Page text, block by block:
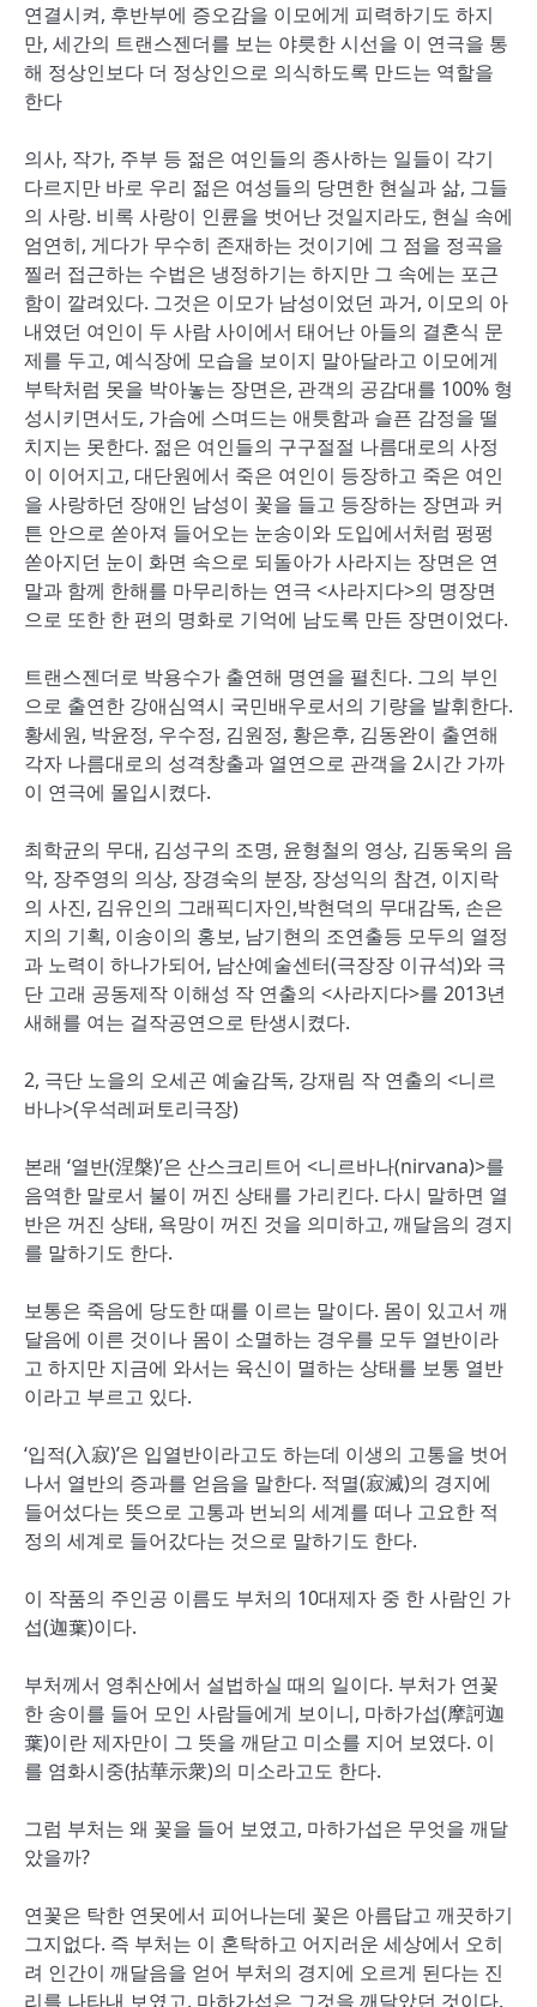
연결시켜, 후반부에 증오감을 이모에게 피력하기도 하지
만, 세간의 트랜스젠더를 보는 야릇한 시선을 이 연극을 통
해 정상인보다 더 정상인으로 의식하도록 만드는 역할을
한다
의사, 작가, 주부 등 젊은 여인들의 종사하는 일들이 각기
다르지만 바로 우리 젊은 여성들의 당면한 현실과 삶, 그들
의 사랑. 비록 사랑이 인륜을 벗어난 것일지라도, 현실 속에
엄연히, 게다가 무수히 존재하는 것이기에 그 점을 정곡을
찔러 접근하는 수법은 냉정하기는 하지만 그 속에는 포근
함이 깔려있다. 그것은 이모가 남성이었던 과거, 이모의 아
내였던 여인이 두 사람 사이에서 태어난 아들의 결혼식 문
제를 두고, 예식장에 모습을 보이지 말아달라고 이모에게
부탁처럼 못을 박아놓는 장면은, 관객의 공감대를 100% 형
성시키면서도, 가슴에 스며드는 애틋함과 슬픈 감정을 떨
치지는 못한다. 젊은 여인들의 구구절절 나름대로의 사정
이 이어지고, 대단원에서 죽은 여인이 등장하고 죽은 여인
을 사랑하던 장애인 남성이 꽃을 들고 등장하는 장면과 커
튼 안으로 쏟아져 들어오는 눈송이와 도입에서처럼 펑펑
쏟아지던 눈이 화면 속으로 되돌아가 사라지는 장면은 연
말과 함께 한해를 마무리하는 연극 <사라지다>의 명장면
으로 또한 한 편의 명화로 기억에 남도록 만든 장면이었다.
트랜스젠더로 박용수가 출연해 명연을 펼친다. 그의 부인
으로 출연한 강애심역시 국민배우로서의 기량을 발휘한다.
황세원, 박윤정, 우수정, 김원정, 황은후, 김동완이 출연해
각자 나름대로의 성격창출과 열연으로 관객을 2시간 가까
이 연극에 몰입시켰다.
최학균의 무대, 김성구의 조명, 윤형철의 영상, 김동욱의 음
악, 장주영의 의상, 장경숙의 분장, 장성익의 참견, 이지락
의 사진, 김유인의 그래픽디자인,박현덕의 무대감독, 손은
지의 기획, 이송이의 홍보, 남기현의 조연출등 모두의 열정
과 노력이 하나가되어, 남산예술센터(극장장 이규석)와 극
단 고래 공동제작 이해성 작 연출의 <사라지다>를 2013년
새해를 여는 걸작공연으로 탄생시켰다.
2, 극단 노을의 오세곤 예술감독, 강재림 작 연출의 <니르
바나>(우석레퍼토리극장)
본래 ‘열반(涅槃)’은 산스크리트어 <니르바나(nirvana)>를
음역한 말로서 불이 꺼진 상태를 가리킨다. 다시 말하면 열
반은 꺼진 상태, 욕망이 꺼진 것을 의미하고, 깨달음의 경지
를 말하기도 한다.
보통은 죽음에 당도한 때를 이르는 말이다. 몸이 있고서 깨
달음에 이른 것이나 몸이 소멸하는 경우를 모두 열반이라
고 하지만 지금에 와서는 육신이 멸하는 상태를 보통 열반
이라고 부르고 있다.
‘입적(入寂)’은 입열반이라고도 하는데 이생의 고통을 벗어
나서 열반의 증과를 얻음을 말한다. 적멸(寂滅)의 경지에
들어섰다는 뜻으로 고통과 번뇌의 세계를 떠나 고요한 적
정의 세계로 들어갔다는 것으로 말하기도 한다.
이 작품의 주인공 이름도 부처의 10대제자 중 한 사람인 가
섭(迦葉)이다.
부처께서 영취산에서 설법하실 때의 일이다. 부처가 연꽃
한 송이를 들어 모인 사람들에게 보이니, 마하가섭(摩訶迦
葉)이란 제자만이 그 뜻을 깨닫고 미소를 지어 보였다. 이
를 염화시중(拈華示衆)의 미소라고도 한다.
그럼 부처는 왜 꽃을 들어 보였고, 마하가섭은 무엇을 깨달
았을까?
연꽃은 탁한 연못에서 피어나는데 꽃은 아름답고 깨끗하기
그지없다. 즉 부처는 이 혼탁하고 어지러운 세상에서 오히
려 인간이 깨달음을 얻어 부처의 경지에 오르게 된다는 진
리를 나타내 보였고, 마하가섭은 그것을 깨달았던 것이다.